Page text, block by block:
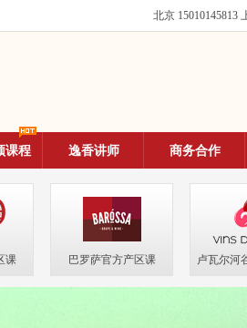
北京 15010145813
课程 逸香讲师 商务合作
课 巴罗萨官方产区课 卢瓦尔河